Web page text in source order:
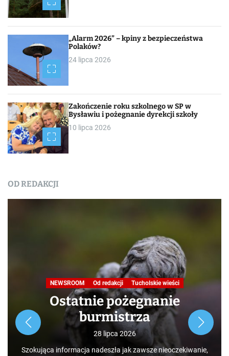
„Alarm 2026” – kpiny z bezpieczeństwa
Polaków?
24 lipca 2026
Zakończenie roku szkolnego w SP w
Bysławiu i pożegnanie dyrekcji szkoły
10 lipca 2026
OD REDAKCJI
Podróże małe i duże.
przyrodniczo-
„Jelenia Wyspa”
24 lipca 2026
Rozpoczynamy nowy cykl opowieści zarówno dla
jak i mieszkańców, którzy niekoniecznie muszą
po świecie. Mamy niezwykłe szczęście żyć w Borach
Tucholskich i korzystać i to w dodatku za darmo z